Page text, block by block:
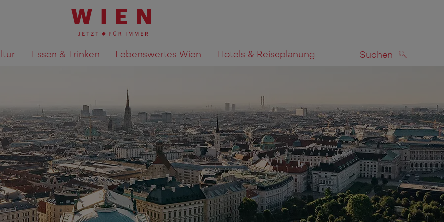
Essen & Trinken Lebenswertes Wien Hotels & Reiseplanung Suchen